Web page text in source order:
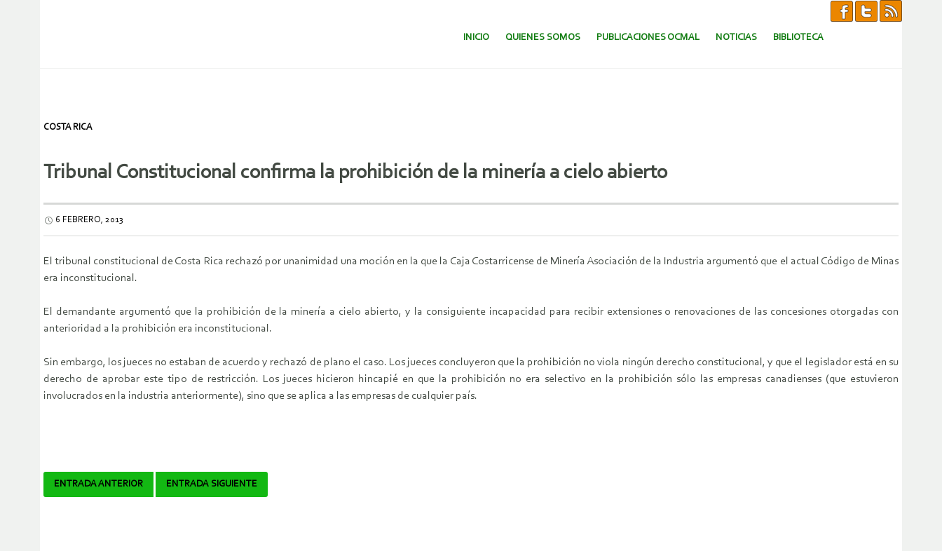
SALTAR AL CONTENIDO.
INICIO QUIENES SOMOS PUBLICACIONES OCMAL NOTICIAS BIBLIOTECA
COSTA RICA
Tribunal Constitucional confirma la prohibición de la minería a cielo abierto
6 FEBRERO, 2013
El tribunal constitucional de Costa Rica rechazó por unanimidad una moción en la que la Caja Costarricense de Minería Asociación de la Industria argumentó que el actual Código de Minas
era inconstitucional.
El demandante argumentó que la prohibición de la minería a cielo abierto, y la consiguiente incapacidad para recibir extensiones o renovaciones de las concesiones otorgadas con
anterioridad a la prohibición era inconstitucional.
Sin embargo, los jueces no estaban de acuerdo y rechazó de plano el caso. Los jueces concluyeron que la prohibición no viola ningún derecho constitucional, y que el legislador está en su
derecho de aprobar este tipo de restricción. Los jueces hicieron hincapié en que la prohibición no era selectivo en la prohibición sólo las empresas canadienses (que estuvieron
involucrados en la industria anteriormente), sino que se aplica a las empresas de cualquier país.
Navegador
ENTRADA ANTERIOR ENTRADA SIGUIENTE